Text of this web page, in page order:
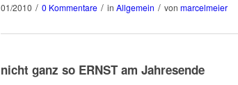
01/2010 / 0 Kommentare / in Allgemein / von marcelmeier
nicht ganz so ERNST am Jahresende